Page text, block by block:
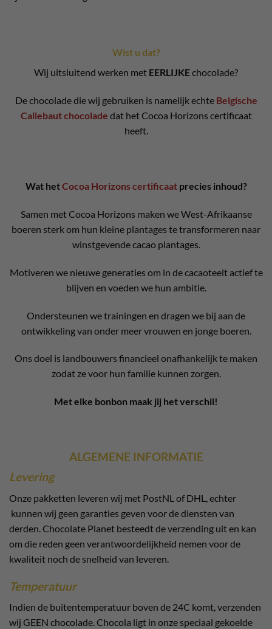
Wist u dat?
Wij uitsluitend werken met EERLIJKEchocolade?
De chocolade die wij gebruiken is namelijk echte Belgische
Callebaut chocolade dat het Cocoa Horizons certificaat
heeft.
Wat hetCocoa Horizons certificaatprecies inhoud?
Samen met Cocoa Horizons maken we West-Afrikaanse
boeren sterk om hun kleine plantages te transformeren naar
winstgevende cacao plantages.
Motiveren we nieuwe generaties om in de cacaoteelt actief te
blijven en voeden we hun ambitie.
Ondersteunen we trainingen en dragen we bij aan de
ontwikkeling van onder meer vrouwen en jonge boeren.
Ons doel is landbouwers financieel onafhankelijk te maken
zodat ze voor hun familie kunnen zorgen.
Met elke bonbon maak jij het verschil!
ALGEMENE INFORMATIE
Levering
Onze pakketten leveren wij met PostNL of DHL, echter
kunnen wij geen garanties geven voor de diensten van
derden. Chocolate Planet besteedt de verzending uit en kan
om die reden geen verantwoordelijkheid nemen voor de
kwaliteit noch de snelheid van leveren.
Temperatuur
Indien de buitentemperatuur boven de 24C komt, verzenden
wij GEEN chocolade. Chocola ligt in onze speciaal gekoelde